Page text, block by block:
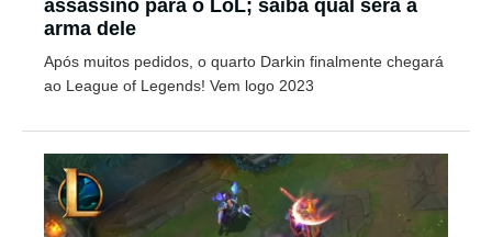
assassino para o LoL; saiba qual será a
arma dele
Após muitos pedidos, o quarto Darkin finalmente chegará
ao League of Legends! Vem logo 2023